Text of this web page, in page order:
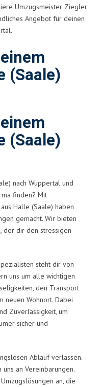
Umzugsmeister Ziegler
Angebot für deinen
(Saale)
(Saale)
nach Wuppertal und
finden? Mit
Halle (Saale) haben
gemacht. Wir bieten
der dir den stressigen
steht dir von
uns um alle wichtigen
den Transport
neuen Wohnort. Dabei
Zuverlässigkeit, um
sicher und
Ablauf verlassen.
an Vereinbarungen.
an, die